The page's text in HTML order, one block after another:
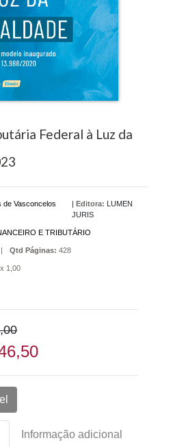
Federal à Luz da
de Vasconcelos
Editora: LUMEN
JURIS
E TRIBUTÁRIO
Qtd Páginas: 428
1,00
Informação adicional